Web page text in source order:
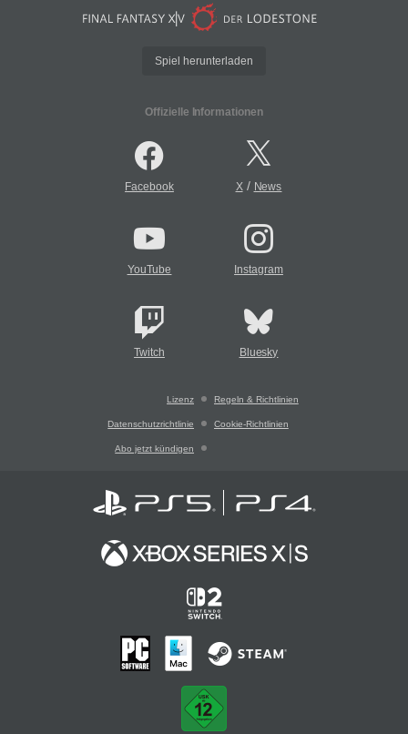
Spiel herunterladen
Offizielle Informationen
Facebook X/ News
YouTube Instagram
Twitch Bluesky
Lizenz Regeln & Richtlinien
Datenschutzrichtlinie Cookie-Richtlinien
Abo jetzt kündigen